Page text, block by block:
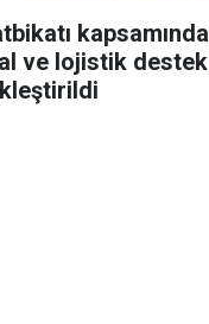
kapsamında
ve lojistik destek